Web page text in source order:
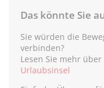
Das könnte Sie
Sie würden die
verbinden?
Lesen Sie mehr über
Urlaubsinsel